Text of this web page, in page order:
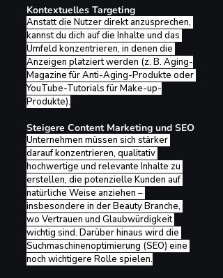
Kontextuelles Targeting
Anstatt die Nutzer direkt anzusprechen,
kannst du dich auf die Inhalte und das
Umfeld konzentrieren, in denen die
Anzeigen platziert werden (z. B. Aging-
Magazine für Anti-Aging-Produkte oder
YouTube-Tutorials für Make-up-
Produkte).
Steigere Content Marketing und SEO
Unternehmen müssen sich stärker
darauf konzentrieren, qualitativ
hochwertige und relevante Inhalte zu
erstellen, die potenzielle Kunden auf
natürliche Weise anziehen –
insbesondere in der Beauty Branche,
wo Vertrauen und Glaubwürdigkeit
wichtig sind. Darüber hinaus wird die
Suchmaschinenoptimierung (SEO) eine
noch wichtigere Rolle spielen.